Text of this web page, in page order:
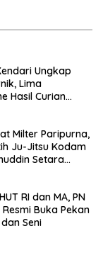
Ungkap
Lima
Hasil Curian
Milter Paripurna,
Ju-Jitsu Kodam
Setara
RI dan MA, PN
Buka Pekan
Seni